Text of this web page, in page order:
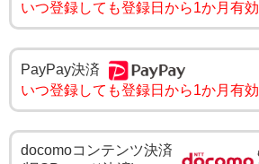
いつ登録しても登録日から1か月有効
PayPay決済
いつ登録しても登録日から1か月有効
docomoコンテンツ決済